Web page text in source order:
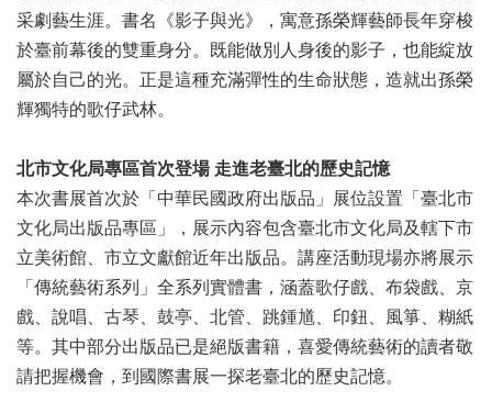
資
訊
聯
絡
訊
影
音
專
區
回
首
頁
采劇藝生涯。書名《影子與光》，寓意孫榮輝藝師長年穿梭
於臺前幕後的雙重身分。既能做別人身後的影子，也能綻放
屬於自己的光。正是這種充滿彈性的生命狀態，造就出孫榮
輝獨特的歌仔武林。
北市文化局專區首次登場 走進老臺北的歷史記憶
本次書展首次於「中華民國政府出版品」展位設置「臺北市
文化局出版品專區」，展示內容包含臺北市文化局及轄下市
立美術館、市立文獻館近年出版品。講座活動現場亦將展示
「傳統藝術系列」全系列實體書，涵蓋歌仔戲、布袋戲、京
戲、說唱、古琴、鼓亭、北管、跳鍾馗、印鈕、風箏、糊紙
等。其中部分出版品已是絕版書籍，喜愛傳統藝術的讀者敬
請把握機會，到國際書展一探老臺北的歷史記憶。